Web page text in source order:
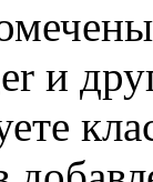
и